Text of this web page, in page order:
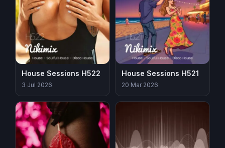
House Sessions H522
3 Jul 2026
House Sessions H521
20 Mar 2026